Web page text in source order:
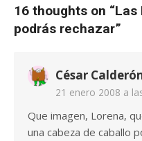
16 thoughts on “Las
podrás rechazar”
César
21 enero 2008 a
Que imagen, Lorena,
una cabeza de caballo